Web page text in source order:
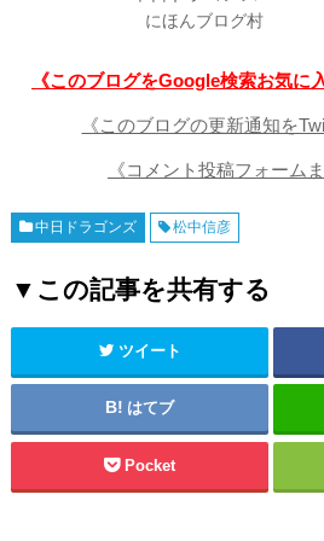
にほんブログ村
《このブログをGoogle検索お気に
《このブログの更新通知を
《コメント投稿フォーム
中日ドラゴンズ 松中信彦
▼この記事を共有する
ツイート
はてブ
Pocket